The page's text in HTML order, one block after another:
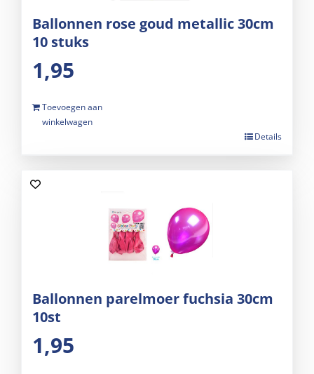
Ballonnen rose goud metallic 30cm
10 stuks
1,95
Toevoegen aan
winkelwagen
Details
Ballonnen parelmoer fuchsia 30cm
10st
1,95